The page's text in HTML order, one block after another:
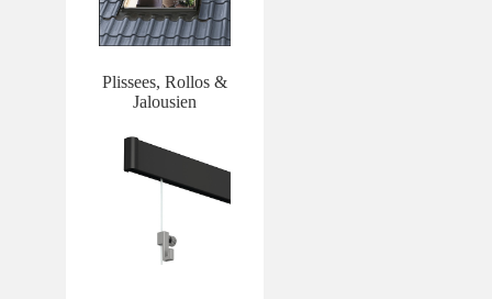
Plissees, Rollos &
Jalousien